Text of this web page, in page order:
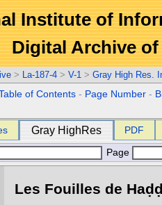
Institute of
Digital Archive
> La-187-4 > V-1 > Gray High Res.
of Contents - Page Number -
Gray HighRes PDF
Page
Les Fouilles de